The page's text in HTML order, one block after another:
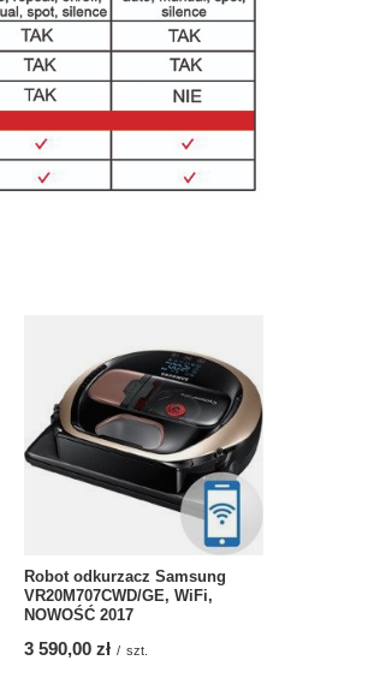
Robot odkurzacz Samsung
VR20M707CWD/GE, WiFi,
NOWOŚĆ 2017
3 590,00 zł / szt.